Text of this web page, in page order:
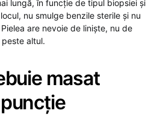
lungă, în funcție de tipul biopsiei și
nu smulge benzile sterile și nu
are nevoie de liniște, nu de
altul.
masat